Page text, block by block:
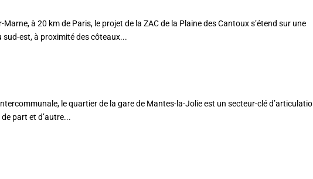
à 20 km de Paris, le projet de la ZAC de la Plaine des Cantoux s’étend sur une
sud-est, à proximité des côteaux...
le quartier de la gare de Mantes-la-Jolie est un secteur-clé
part et d’autre...